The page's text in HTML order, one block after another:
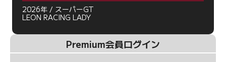
2026年 / スーパーGT
LEON RACING LADY
Premium会員ログイン